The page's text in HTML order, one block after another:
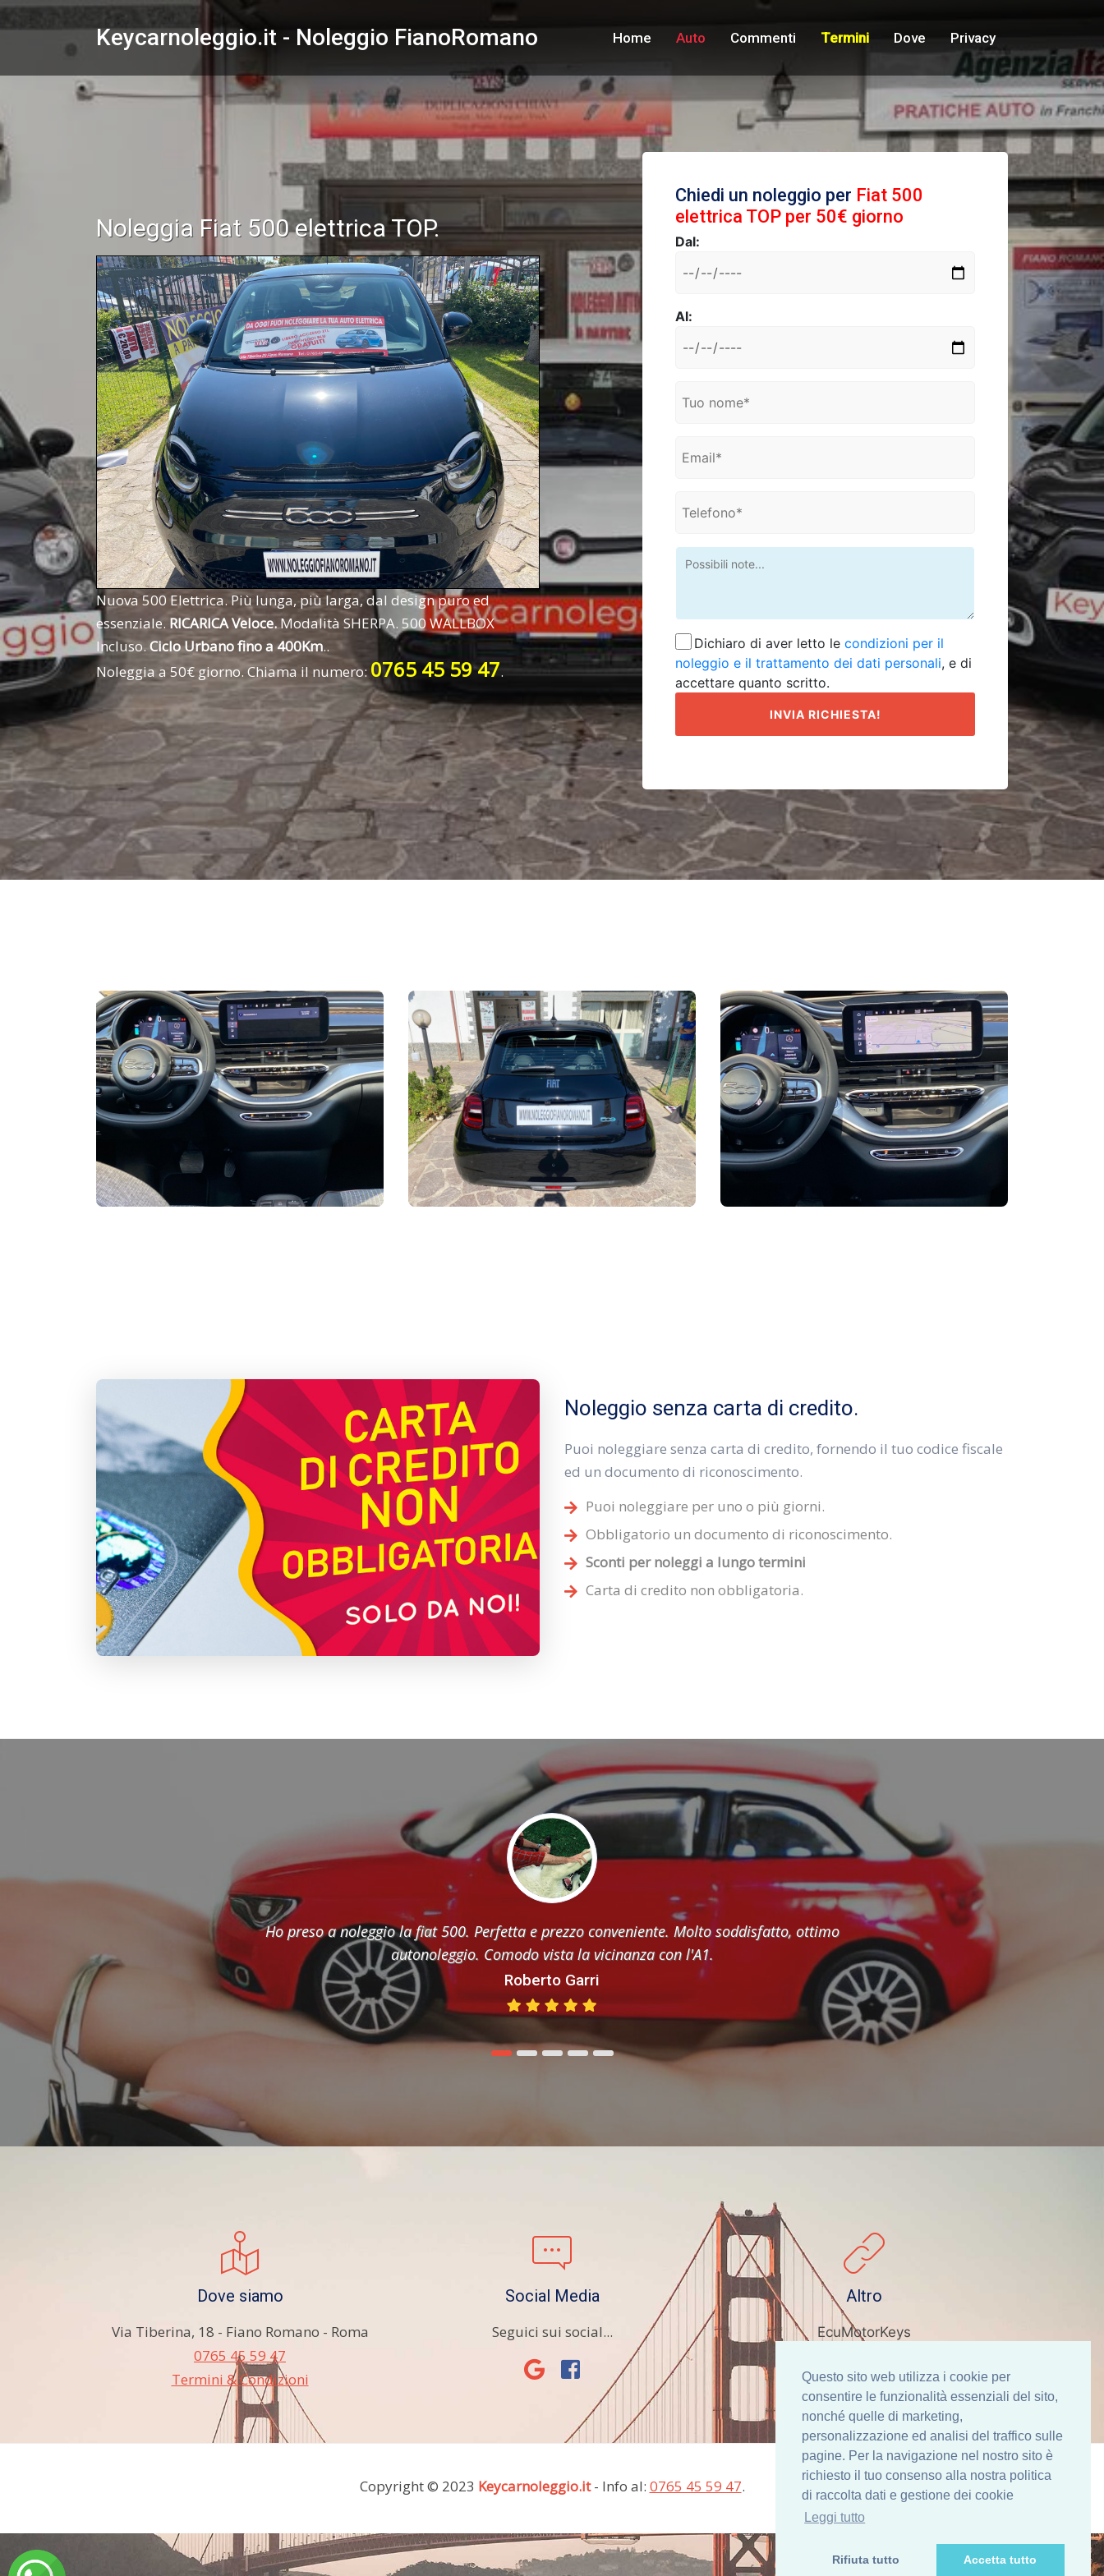
Questo sito web utilizza i cookie per
consentire le funzionalità essenziali del sito,
nonché quelle di marketing,
personalizzazione ed analisi del traffico sulle
pagine. Per la navigazione nel nostro sito è
richiesto il tuo consenso alla nostra politica
di raccolta dati e gestione dei cookie
Leggi tutto
Rifiuta tutto Accetta tutto
Keycarnoleggio.it - Noleggio FianoRomano Home Auto Commenti Termini Dove Privacy
Noleggia Fiat 500 elettrica TOP.
Nuova 500 Elettrica. Più lunga, più larga, dal design puro ed
essenziale. RICARICA Veloce.Modalità SHERPA. 500 WALLBOX
Incluso.Ciclo Urbano fino a 400Km..
Noleggia a 50€ giorno. Chiama il numero: 0765 45 59 47.
Chiedi un noleggio per Fiat 500
elettrica TOP per 50€ giorno
Dal:
Al:
Dichiaro di aver letto le condizioni per il
noleggio e il trattamento dei dati personali, e di
accettare quanto scritto.
Noleggio senza carta di credito.
Puoi noleggiare senza carta di credito, fornendo il tuo codice fiscale
ed un documento di riconoscimento.
Puoi noleggiare per uno o più giorni.
Obbligatorio un documento di riconoscimento.
Sconti per noleggi a lungo termini
Carta di credito non obbligatoria.
Smart bellissima a prezzi veramente incredibili. Staff veramente gentile. Ci vediamo presto.
Grazie Katia
Katia Morone
Dove siamo
Via Tiberina, 18 - Fiano Romano - Roma
0765 45 59 47
Termini & Condizioni
Social Media
Seguici sui social...
Altro
EcuMotorKeys
Copyright © 2023 Keycarnoleggio.it- Info al: 0765 45 59 47.